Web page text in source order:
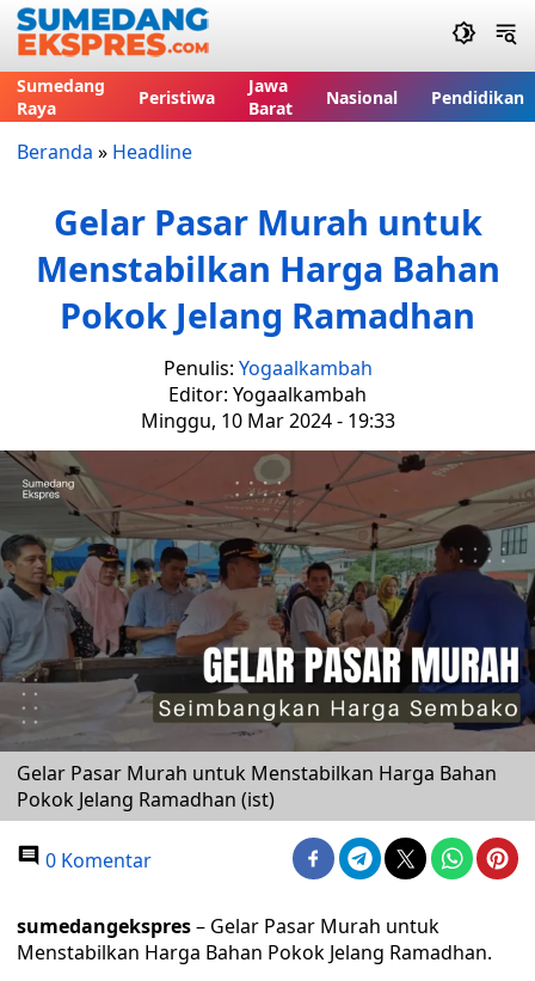
Sumedang
Raya
Peristiwa
Jawa
Barat
Nasional Pendidikan
Beranda » Headline
Gelar Pasar Murah untuk
Menstabilkan Harga Bahan
Pokok Jelang Ramadhan
Penulis: Yogaalkambah
Editor: Yogaalkambah
Minggu, 10 Mar 2024 - 19:33
Gelar Pasar Murah untuk Menstabilkan Harga Bahan
Pokok Jelang Ramadhan (ist)
0 Komentar
sumedangekspres– Gelar Pasar Murah untuk
Menstabilkan Harga Bahan Pokok Jelang Ramadhan.